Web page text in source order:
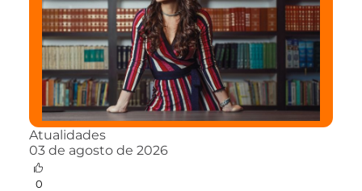
Atualidades
03 de agosto de 2026
0